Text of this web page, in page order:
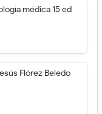
médica 15 ed
Flórez Beledo